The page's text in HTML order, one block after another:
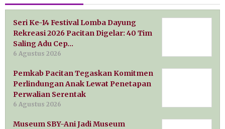
Seri Ke-14 Festival Lomba Dayung
Rekreasi 2026 Pacitan Digelar: 40 Tim
Saling Adu Cep…
6 Agustus 2026
Pemkab Pacitan Tegaskan Komitmen
Perlindungan Anak Lewat Penetapan
Perwalian Serentak
6 Agustus 2026
Museum SBY-Ani Jadi Museum